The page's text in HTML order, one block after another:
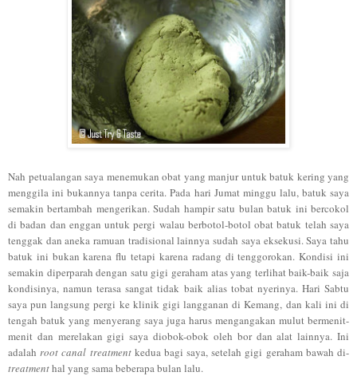
Nah petualangan saya menemukan obat yang manjur untuk batuk kering yang
menggila ini bukannya tanpa cerita. Pada hari Jumat minggu lalu, batuk saya
semakin bertambah mengerikan. Sudah hampir satu bulan batuk ini bercokol
di badan dan enggan untuk pergi walau berbotol-botol obat batuk telah saya
tenggak dan aneka ramuan tradisional lainnya sudah saya eksekusi. Saya tahu
batuk ini bukan karena flu tetapi karena radang di tenggorokan. Kondisi ini
semakin diperparah dengan satu gigi geraham atas yang terlihat baik-baik saja
kondisinya, namun terasa sangat tidak baik alias tobat nyerinya. Hari Sabtu
saya pun langsung pergi ke klinik gigi langganan di Kemang, dan kali ini di
tengah batuk yang menyerang saya juga harus mengangakan mulut bermenit-
menit dan merelakan gigi saya diobok-obok oleh bor dan alat lainnya. Ini
adalah root canal treatmentkedua bagi saya, setelah gigi geraham bawah di-
treatmenthal yang sama beberapa bulan lalu.